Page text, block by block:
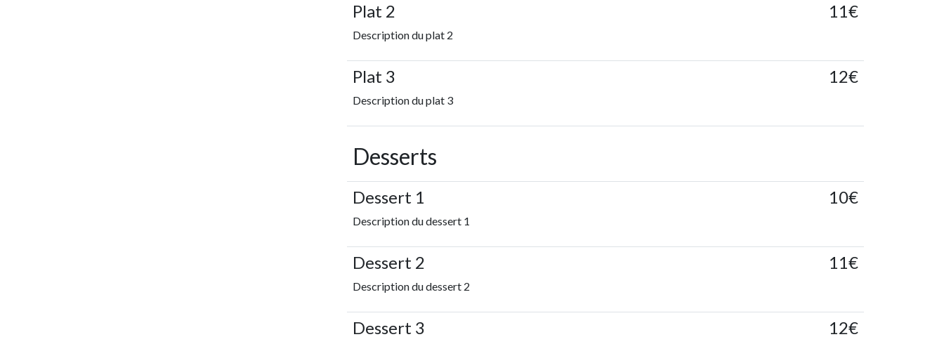
Plat 2
Description du plat 2
11€
Plat 3
Description du plat 3
12€
Desserts
Dessert 1
Description du dessert 1
10€
Dessert 2
Description du dessert 2
11€
Dessert 3 12€